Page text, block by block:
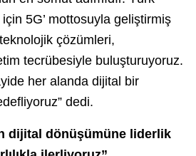
için 5G’ mottosuyla geliştirmiş
çözümleri,
tecrübesiyle buluşturuyoruz.
her alanda dijital bir
dedi.
dijital dönüşümüne liderlik